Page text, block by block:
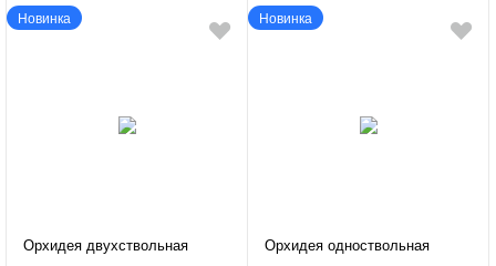
Новинка
Орхидея двухствольная
Новинка
Орхидея одноствольная